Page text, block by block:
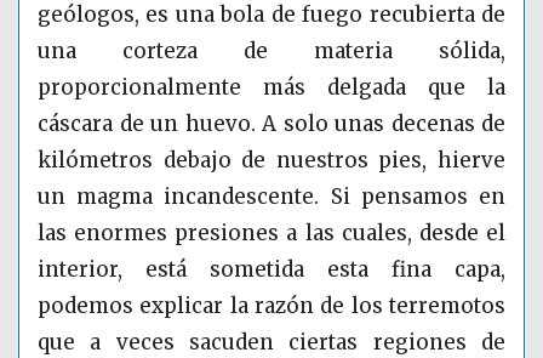
geólogos, es una bola de fuego recubierta de
una corteza de materia sólida,
proporcionalmente más delgada que la
cáscara de un huevo. A solo unas decenas de
kilómetros debajo de nuestros pies, hierve
un magma incandescente. Si pensamos en
las enormes presiones a las cuales, desde el
interior, está sometida esta fina capa,
podemos explicar la razón de los terremotos
que a veces sacuden ciertas regiones de